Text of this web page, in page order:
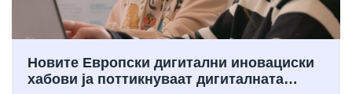
Новите Европски дигитални иновациски
хабови ја поттикнуваат дигиталната…